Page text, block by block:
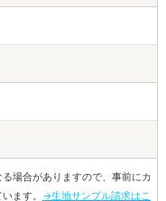
場合がありますので、事前にカ
ます。 →生地サンプル請求はこ